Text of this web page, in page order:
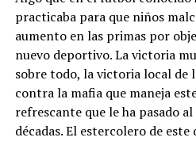
practicaba para que niños
aumento en las primas por
nuevo deportivo. La victoria
sobre todo, la victoria local de
contra la mafia que maneja
refrescante que le ha pasado
décadas. El estercolero de